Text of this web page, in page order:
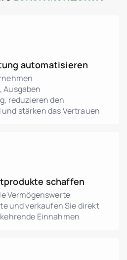
automatisieren
reduzieren den
stärken das Vertrauen
schaffen
Vermögenswerte
und verkaufen Sie direkt
Einnahmen